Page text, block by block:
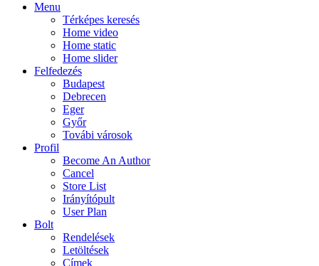
Menu
Térképes keresés
Home video
Home static
Home slider
Felfedezés
Budapest
Debrecen
Eger
Győr
Továbi városok
Profil
Become An Author
Cancel
Store List
Irányítópult
User Plan
Bolt
Rendelések
Letöltések
Címek